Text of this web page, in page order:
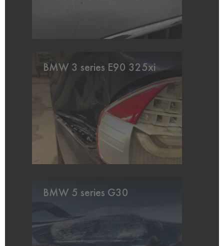
BMW 3 series E90 325xi
BMW 5 series G30